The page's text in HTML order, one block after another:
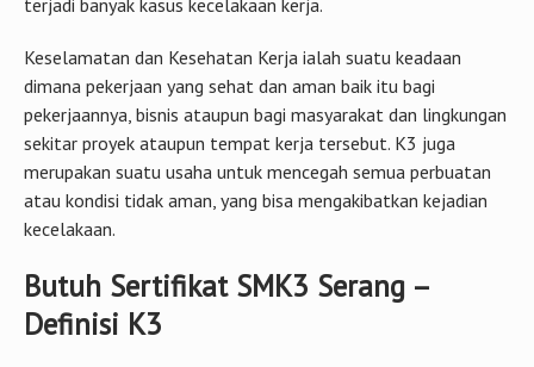
terjadi banyak kasus kecelakaan kerja.
Keselamatan dan Kesehatan Kerja ialah suatu keadaan
dimana pekerjaan yang sehat dan aman baik itu bagi
pekerjaannya, bisnis ataupun bagi masyarakat dan lingkungan
sekitar proyek ataupun tempat kerja tersebut. K3 juga
merupakan suatu usaha untuk mencegah semua perbuatan
atau kondisi tidak aman, yang bisa mengakibatkan kejadian
kecelakaan.
Butuh Sertifikat SMK3 Serang –
Definisi K3